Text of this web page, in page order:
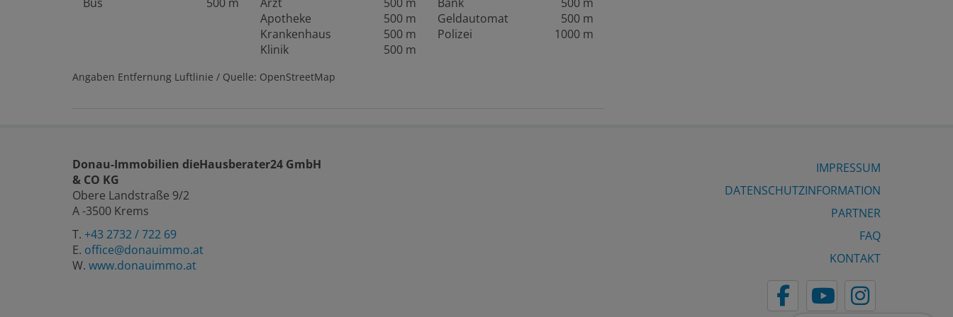
Apotheke
500 m
Krankenhaus
500 m
Klinik
500 m
Geldautomat
500 m
Polizei
1000 m
Angaben Entfernung Luftlinie / Quelle: OpenStreetMap
Donau-Immobilien dieHausberater24 GmbH
& CO KG
Obere Landstraße 9/2
A -3500 Krems
T. +43 2732 / 722 69
E. office@donauimmo.at
W. www.donauimmo.at
IMPRESSUM
DATENSCHUTZINFORMATION
PARTNER
FAQ
KONTAKT